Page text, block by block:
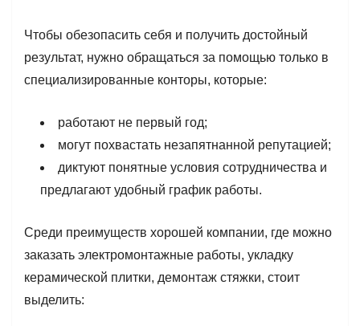
Чтобы обезопасить себя и получить достойный
результат, нужно обращаться за помощью только в
специализированные конторы, которые:
работают не первый год;
могут похвастать незапятнанной репутацией;
диктуют понятные условия сотрудничества и
предлагают удобный график работы.
Среди преимуществ хорошей компании, где можно
заказать электромонтажные работы, укладку
керамической плитки, демонтаж стяжки, стоит
выделить: